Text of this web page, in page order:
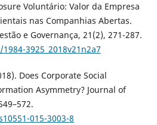
Voluntário: Valor da Empresa
nas Companhias Abertas.
e Governança, 21(2), 271-287.
3925_2018v21n2a7
Does Corporate Social
Asymmetry? Journal of
015-3003-8